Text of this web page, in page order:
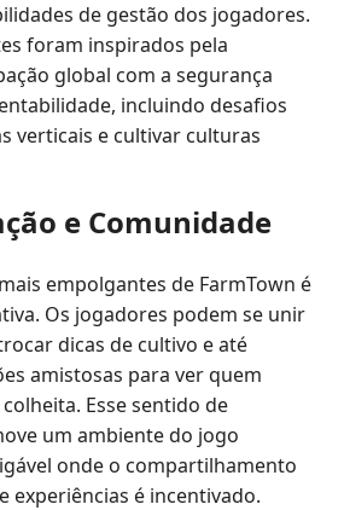
de gestão dos jogadores.
foram inspirados pela
global com a segurança
incluindo desafios
verticais e cultivar culturas
e Comunidade
empolgantes de FarmTown é
Os jogadores podem se unir
dicas de cultivo e até
amistosas para ver quem
Esse sentido de
um ambiente do jogo
onde o compartilhamento
experiências é incentivado.